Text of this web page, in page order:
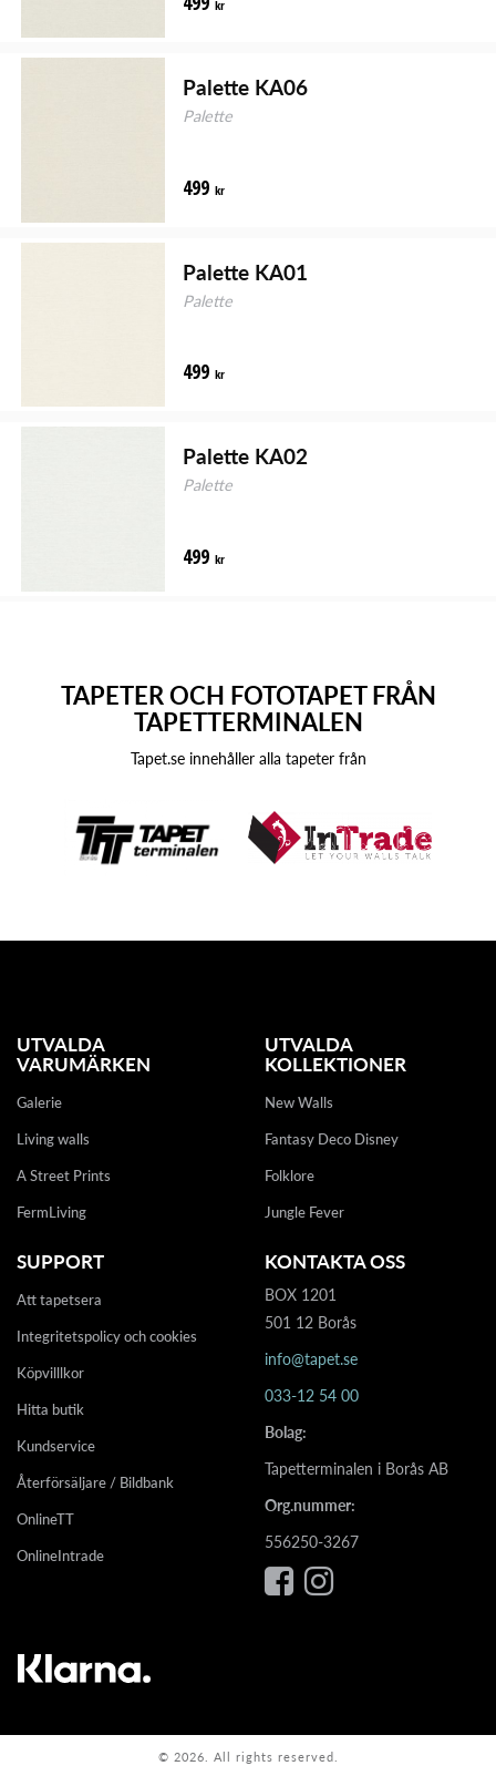
kr
Palette KA06
Palette
499 kr
Palette KA01
Palette
499 kr
Palette KA02
Palette
499 kr
TAPETER OCH FOTOTAPET FRÅN
TAPETTERMINALEN
Tapet.se innehåller alla tapeter från
UTVALDA
VARUMÄRKEN
Galerie
Living walls
A Street Prints
FermLiving
UTVALDA
KOLLEKTIONER
New Walls
Fantasy Deco Disney
Folklore
Jungle Fever
SUPPORT
Att tapetsera
Integritetspolicy och cookies
Köpvilllkor
Hitta butik
Kundservice
Återförsäljare / Bildbank
OnlineTT
OnlineIntrade
KONTAKTA OSS
BOX 1201
501 12 Borås
info@tapet.se
033-12 54 00
Bolag:
Tapetterminalen i Borås AB
Org.nummer:
556250-3267
© 2026. All rights reserved.